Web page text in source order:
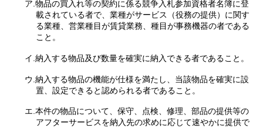
ア.物品の買入れ等の契約に係る競争入札参加資格者名簿に登
載されている者で、業種がサービス（役務の提供）に関す
る業種、営業種目が賃貸業務、種目が事務機器の者である
こと。
イ.納入する物品及び数量を確実に納入できる者であること。
ウ.納入する物品の機能が仕様を満たし、当該物品を確実に設
置、設定できると認められる者であること。
エ.本件の物品について、保守、点検、修理、部品の提供等の
アフターサービスを納入先の求めに応じて速やかに提供で